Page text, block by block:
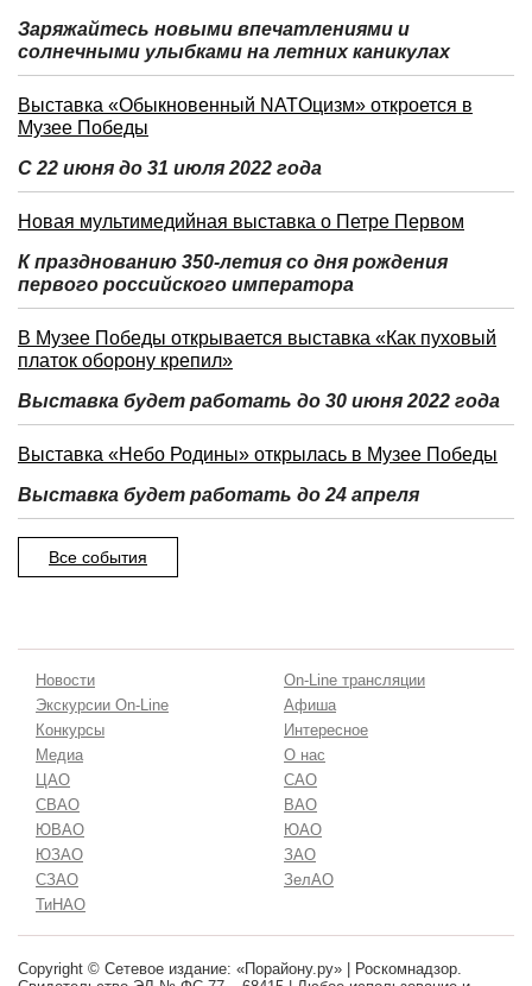
Заряжайтесь новыми впечатлениями и
солнечными улыбками на летних каникулах
Выставка «Обыкновенный NATOцизм» откроется в
Музее Победы
С 22 июня до 31 июля 2022 года
Новая мультимедийная выставка о Петре Первом
К празднованию 350-летия со дня рождения
первого российского императора
В Музее Победы открывается выставка «Как пуховый
платок оборону крепил»
Выставка будет работать до 30 июня 2022 года
Выставка «Небо Родины» открылась в Музее Победы
Выставка будет работать до 24 апреля
Все события
Новости
On-Line трансляции
Экскурсии On-Line
Афиша
Конкурсы
Интересное
Медиа
О нас
ЦАО
САО
СВАО
ВАО
ЮВАО
ЮАО
ЮЗАО
ЗАО
СЗАО
ЗелАО
ТиНАО
Copyright © Сетевое издание: «Порайону.ру» | Роскомнадзор.